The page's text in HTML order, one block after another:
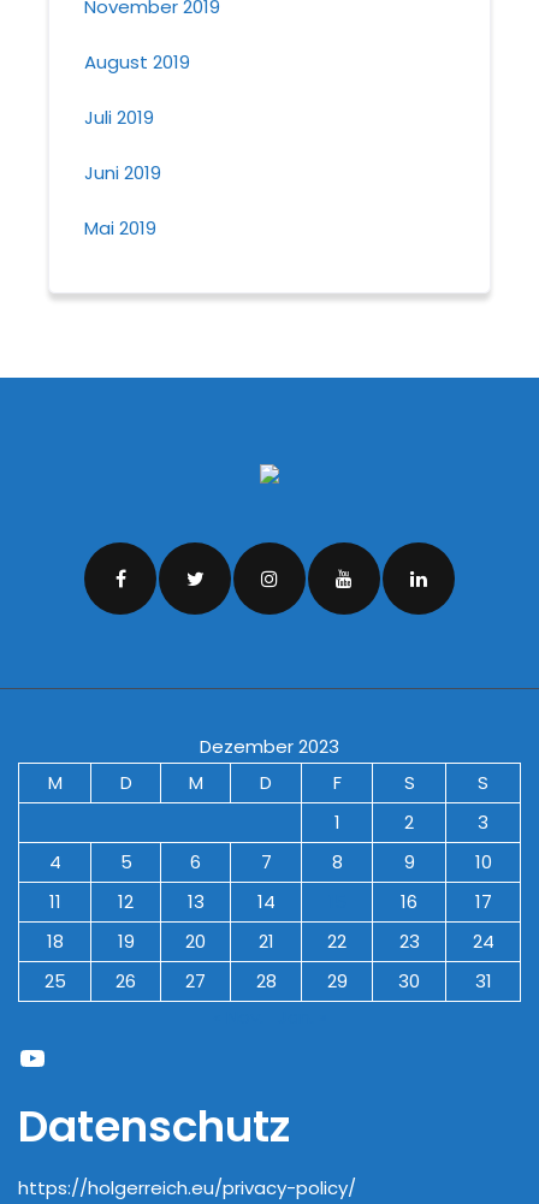
November 2019
August 2019
Juli 2019
Juni 2019
Mai 2019
Dezember 2023
M
D M D F S
S
1
2
3
4
5 6 7 8 9
10
11
12 13 14 16
17
18
19 20 21 22 23
24
25
26 27 28 29 30
31
YouTube
Datenschutz
https://holgerreich.eu/privacy-policy/